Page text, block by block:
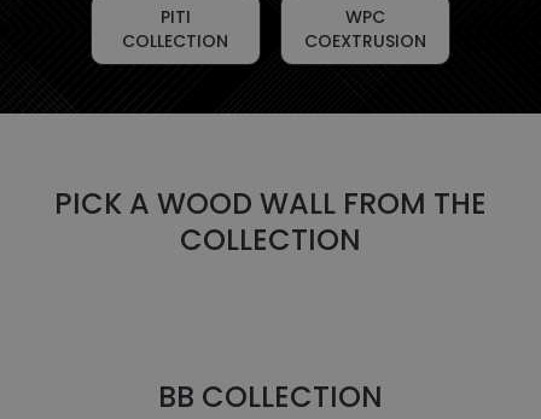
PITI
COLLECTION
WPC
COEXTRUSION
PICK A WOOD WALL FROM THE
COLLECTION
BB COLLECTION